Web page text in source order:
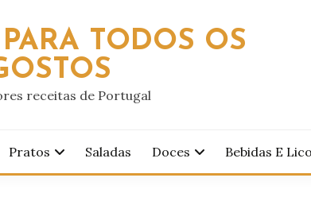
TODOS OS
receitas de Portugal
Pratos Saladas Doces Bebidas E